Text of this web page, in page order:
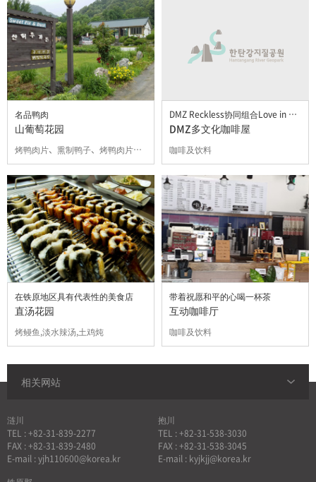
名品鸭肉
山葡萄花园
烤鸭肉片、熏制鸭子、烤鸭肉片、鸭肉汤
DMZ Reckless协同组合Love in DMZ
DMZ多文化咖啡屋
咖啡及饮料
在铁原地区具有代表性的美食店
直汤花园
烤鳗鱼,淡水辣汤,土鸡炖
带着祝愿和平的心喝一杯茶
互动咖啡厅
咖啡及饮料
涟川
TEL : +82-31-839-2277
FAX : +82-31-839-2480
E-mail : yjh110600@korea.kr
抱川
TEL : +82-31-538-3030
FAX : +82-31-538-3045
E-mail : kyjkjj@korea.kr
相关网站